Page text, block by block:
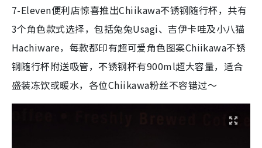
7-Eleven便利店惊喜推出Chiikawa不锈钢随行杯，共有
3个角色款式选择，包括兔兔Usagi、吉伊卡哇及小八猫
Hachiware，每款都印有超可爱角色图案Chiikawa不锈
钢随行杯附送吸管，不锈钢杯有900ml超大容量，适合
盛装冻饮或暖水，各位Chiikawa粉丝不容错过～